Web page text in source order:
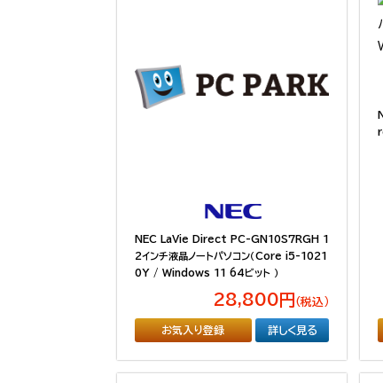
NEC LaVie Direct PC-GN10S7RGH 1
2インチ液晶ノートパソコン（Core i5-1021
0Y / Windows 11 64ビット ）
28,800円 （税込）
お気入り登録 詳しく見る